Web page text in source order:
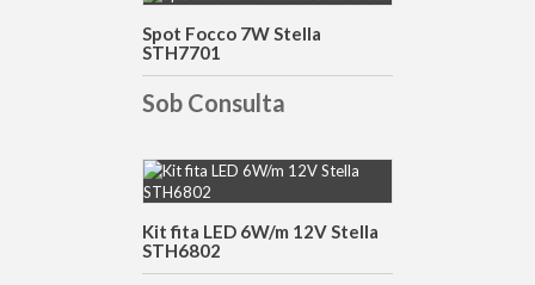
DETALHES
Spot Focco 7W Stella
STH7701
Sob Consulta
DETALHES
Kit fita LED 6W/m 12V Stella
STH6802